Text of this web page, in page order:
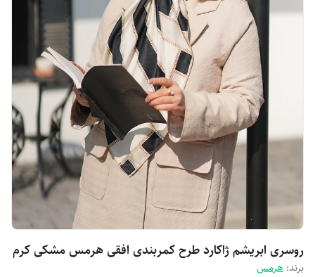
روسری ابریشم ژاکارد طرح کمربندی افقی هرمس مشکی کرم
برند: هرمس